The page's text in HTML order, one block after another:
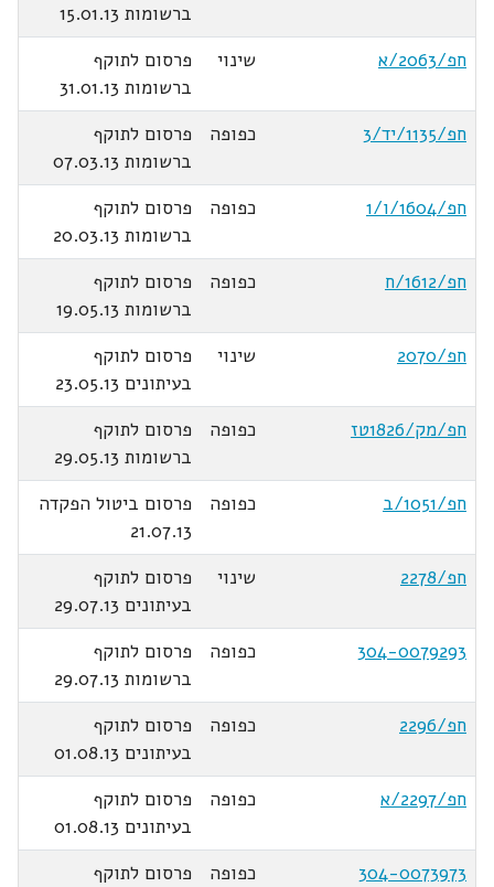
ברשומות 15.01.13
חפ/2063/א
שינוי
פרסום לתוקף
ברשומות 31.01.13
חפ/1135/יד/3
כפופה
פרסום לתוקף
ברשומות 07.03.13
חפ/1604/ו/1
כפופה
פרסום לתוקף
ברשומות 20.03.13
חפ/1612/ח
כפופה
פרסום לתוקף
ברשומות 19.05.13
חפ/2070
שינוי
פרסום לתוקף
בעיתונים 23.05.13
חפ/מק/1826טז
כפופה
פרסום לתוקף
ברשומות 29.05.13
חפ/1051/ב
כפופה
פרסום ביטול הפקדה
21.07.13
חפ/2278
שינוי
פרסום לתוקף
בעיתונים 29.07.13
304-0079293
כפופה
פרסום לתוקף
ברשומות 29.07.13
חפ/2296
כפופה
פרסום לתוקף
בעיתונים 01.08.13
חפ/2297/א
כפופה
פרסום לתוקף
בעיתונים 01.08.13
304-0073973
כפופה
פרסום לתוקף